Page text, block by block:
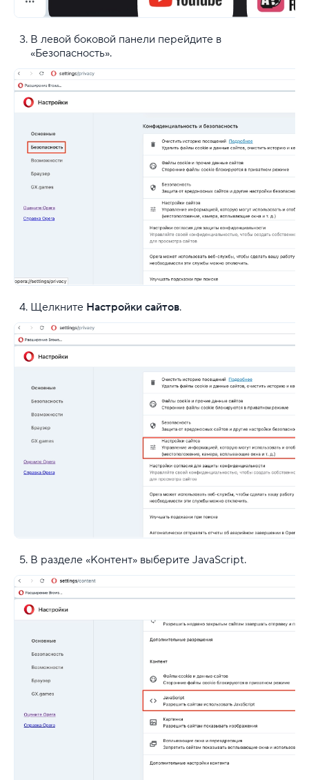
В левой боковой панели перейдите в
«Безопасность».
Щелкните Настройки сайтов.
В разделе «Контент» выберите JavaScript.